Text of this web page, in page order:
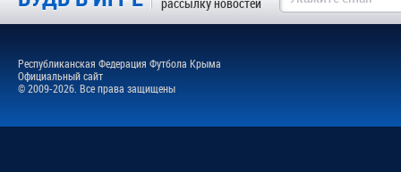
рассылку новостей
Республиканская Федерация Футбола Крыма
Официальный сайт
© 2009-2026. Все права защищены